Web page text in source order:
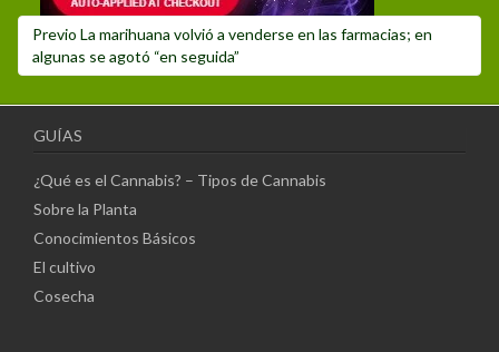
Navegación
de
entradas
Previo Post
anterior:
La marihuana volvió a venderse en las farmacias; en
algunas se agotó “en seguida”
GUÍAS
¿Qué es el Cannabis? – Tipos de Cannabis
Sobre la Planta
Conocimientos Básicos
El cultivo
Cosecha